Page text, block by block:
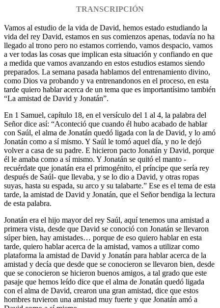
TRANSCRIPCIÓN
Vamos al estudio de la vida de David, hemos estado estudiando la
vida del rey David, estamos en sus comienzos apenas, todavía no ha
llegado al trono pero no estamos corriendo, vamos despacio, vamos
a ver todas las cosas que implican esta situación y confiando en que
a medida que vamos avanzando en estos estudios estamos siendo
preparados. La semana pasada hablamos del entrenamiento divino,
como Dios va probando y va entrenandonos en el proceso, en esta
tarde quiero hablar acerca de un tema que es importantísimo también
“La amistad de David y Jonatán”.
En 1 Samuel, capítulo 18, en el versículo del 1 al 4, la palabra del
Señor dice así: “Aconteció que cuando él hubo acabado de hablar
con Saúl, el alma de Jonatán quedó ligada con la de David, y lo amó
Jonatán como a sí mismo. Y Saúl le tomó aquel día, y no le dejó
volver a casa de su padre. E hicieron pacto Jonatán y David, porque
él le amaba como a sí mismo. Y Jonatán se quitó el manto -
recuérdate que jonatán era el primogénito, el príncipe que sería rey
después de Saúl- que llevaba, y se lo dio a David, y otras ropas
suyas, hasta su espada, su arco y su talabarte.” Ese es el tema de esta
tarde, la amistad de David y Jonatán, que el Señor bendiga la lectura
de esta palabra.
Jonatán era el hijo mayor del rey Saúl, aquí tenemos una amistad a
primera vista, desde que David se conoció con Jonatán se llevaron
súper bien, hay amistades… porque de eso quiero hablar en esta
tarde, quiero hablar acerca de la amistad, vamos a utilizar como
plataforma la amistad de David y Jonatán para hablar acerca de la
amistad y decía que desde que se conocieron se llevaron bien, desde
que se conocieron se hicieron buenos amigos, a tal grado que este
pasaje que hemos leído dice que el alma de Jonatán quedó ligada
con el alma de David, crearon una gran amistad, dice que estos
hombres tuvieron una amistad muy fuerte y que Jonatán amó a